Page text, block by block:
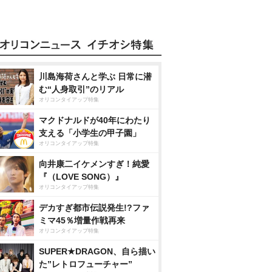
川島海荷さんと学ぶ 日常に潜
む“人身取引”のリアル
オリコンタイアップ特集
マクドナルドが40年にわたり
支える「小学生の甲子園」
オリコンタイアップ特集
向井康二イケメンすぎ！純愛
『（LOVE SONG）』
オリコンタイアップ特集
デカすぎ都市伝説発生!?ファ
ミマ45％増量作戦再来
オリコンタイアップ特集
SUPER★DRAGON、自ら描い
た”レトロフューチャー”